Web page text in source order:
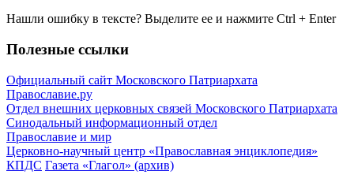
Нашли ошибку в тексте? Выделите ее и нажмите Ctrl + Enter
Полезные ссылки
Официальный сайт Московского Патриархата
Православие.ру
Отдел внешних церковных связей Московского Патриархата
Синодальный информационный отдел
Православие и мир
Церковно-научный центр «Православная энциклопедия»
КПДС Газета «Глагол» (архив)